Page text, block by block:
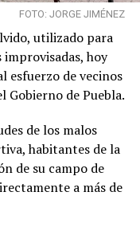
FOTO: JORGE JIMÉNEZ
utilizado para
hoy
esfuerzo de vecinos
Gobierno de Puebla.
de los malos
habitantes de la
de su campo de
a más de